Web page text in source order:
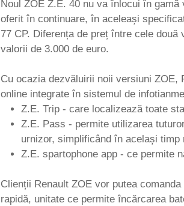
Noul ZOE Z.E. 40 nu va înlocui în
oferit în continuare, în aceleași
77 CP. Diferența de preț între cele
valorii de 3.000 de euro.
Cu ocazia dezvăluirii noii versiuni ZOE,
online integrate în sistemul de
Z.E. Trip - care localizează toate
Z.E. Pass - permite utilizarea
urnizor, simplificând în același
Z.E. spartophone app - ce permite
Clienții Renault ZOE vor putea
rapidă, unitate ce permite încărcarea